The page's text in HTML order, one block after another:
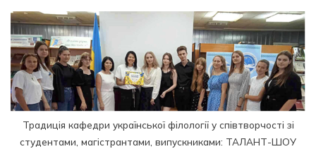
Традиція кафедри української філології у співтворчості зі
студентами, магістрантами, випускниками: ТАЛАНТ-ШОУ